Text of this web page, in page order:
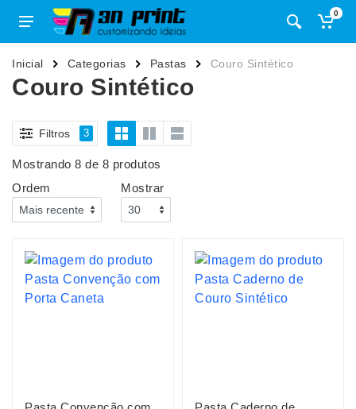
0
Inicial Categorias Pastas Couro Sintético
Couro Sintético
Filtros 3
Mostrando 8 de 8 produtos
Ordem
Mostrar